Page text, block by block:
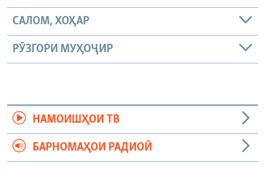
САЛОМ, ХОҲАР
РӮЗГОРИ МУҲОҶИР
НАМОИШҲОИ ТВ
БАРНОМАҲОИ РАДИОӢ